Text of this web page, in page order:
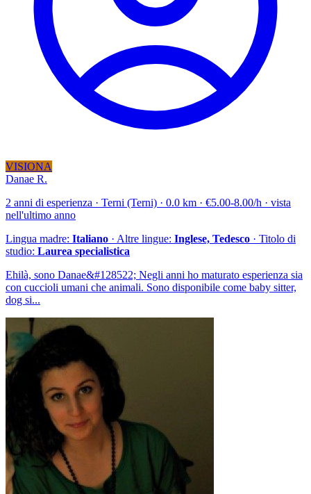
VISIONA
Danae R.
2 anni di esperienza · Terni (Terni) · 0.0 km · €5.00-8.00/h · vista
nell'ultimo anno
Lingua madre: Italiano · Altre lingue: Inglese, Tedesco · Titolo di
studio: Laurea specialistica
Ehilà, sono Danae&#128522; Negli anni ho maturato esperienza sia
con cuccioli umani che animali. Sono disponibile come baby sitter,
dog si...